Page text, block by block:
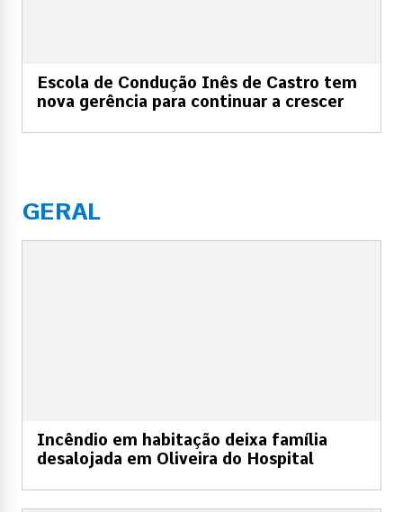
Escola de Condução Inês de Castro tem
nova gerência para continuar a crescer
GERAL
Incêndio em habitação deixa família
desalojada em Oliveira do Hospital